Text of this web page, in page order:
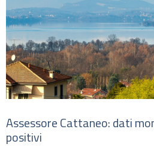
Assessore Cattaneo: dati
positivi